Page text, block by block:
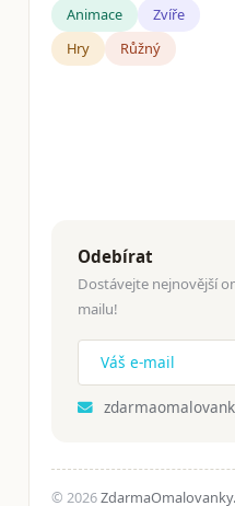
Animace
Zvíře
Hry
Růžný
Odebírat
Dostávejte nejnovější
mailu!
© 2026